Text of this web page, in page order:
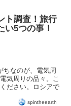
ト調査！旅行
い5つの事！
ちなのが、電気周
気周りの品々。こ
ださい。ロシアで
spintheearth